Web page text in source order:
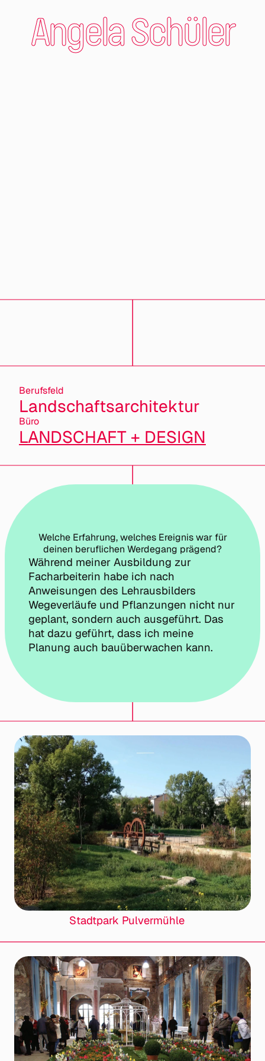
Angela Schüler
Berufsfeld
Landschaftsarchitektur
Büro
LANDSCHAFT + DESIGN
Welche Erfahrung, welches Ereignis war für
deinen beruflichen Werdegang prägend?
Während meiner Ausbildung zur
Facharbeiterin habe ich nach
Anweisungen des Lehrausbilders
Wegeverläufe und Pflanzungen nicht nur
geplant, sondern auch ausgeführt. Das
hat dazu geführt, dass ich meine
Planung auch bauüberwachen kann.
Stadtpark Pulvermühle